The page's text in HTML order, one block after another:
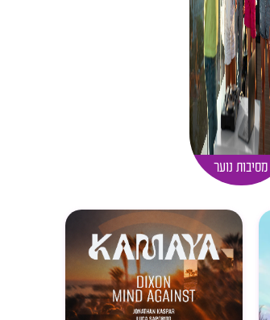
מסיבות נוער